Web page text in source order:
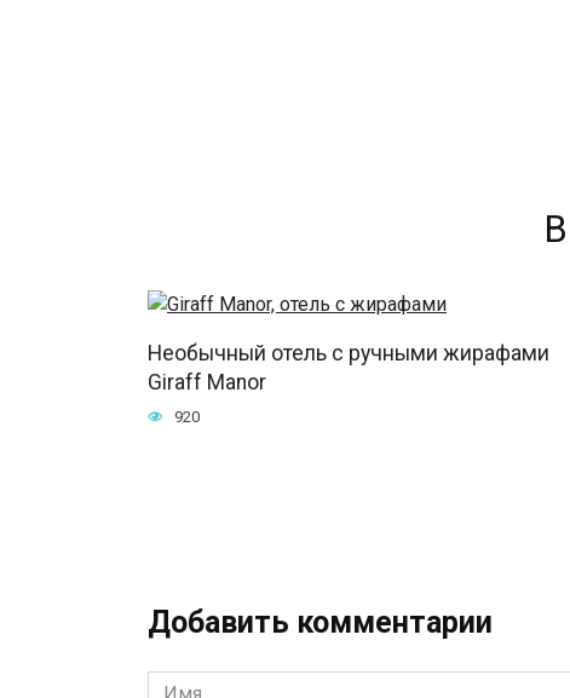
Необычный отель с ручными жирафами
Giraff Manor
920
Добавить комментарии
Имя